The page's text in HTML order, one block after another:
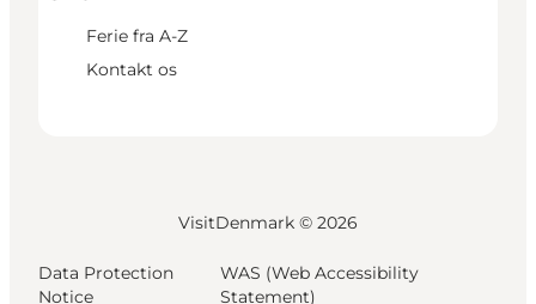
Ferie fra A-Z
Kontakt os
VisitDenmark © 2026
Data Protection
Notice
WAS (Web Accessibility
Statement)